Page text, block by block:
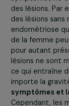
Comment
décidé d’agir
Quelle
dans le
quotidien
maladie ?